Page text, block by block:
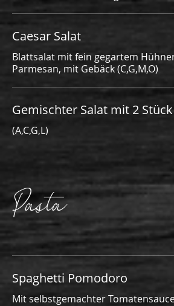
Caesar Salat
Blattsalat mit fein gegartem
Gemischter Salat mit 2
(A,C,G,L)
Pasta
Spaghetti Pomodoro
Mit selbstgemachter Tomatensauce